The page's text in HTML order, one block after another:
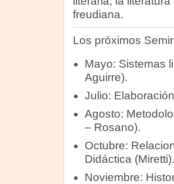
freudiana.
Los próximos
Mayo: Sistemas
Aguirre).
Julio:
Agosto:
– Rosano).
Octubre:
Didáctica (Miretti).
Noviembre: